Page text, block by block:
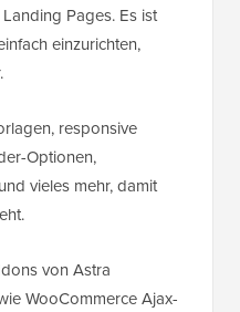
Pages. Es ist
einzurichten,
responsive
Optionen,
vieles mehr, damit
von Astra
WooCommerce Ajax-